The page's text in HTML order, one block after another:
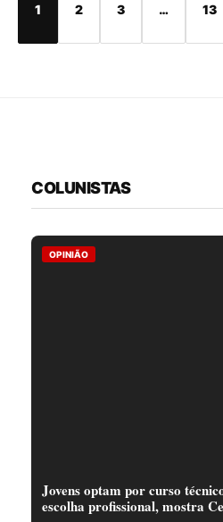
1 2 3 … 13
COLUNISTAS
OPINIÃO
Jovens optam por curso
escolha profissional, mostra